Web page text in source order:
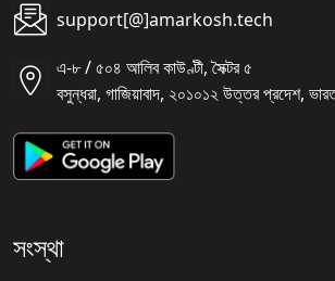
support[@]amarkosh.tech
এ-৮ / ৫০৪ আলিব কাউণ্টী, সৈক্টর ৫
বসুন্ধরা, গাজিয়াবাদ, ২০১০১২ উত্তর প্রদেশ,
সংস্থা